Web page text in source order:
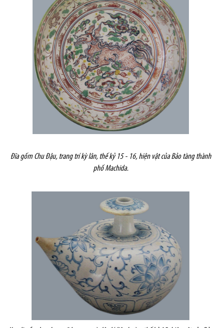
Đĩa gốm Chu Đậu, trang trí kỳ lân, thế kỷ 15 - 16, hiện vật của Bảo tàng thành
phố Machida.